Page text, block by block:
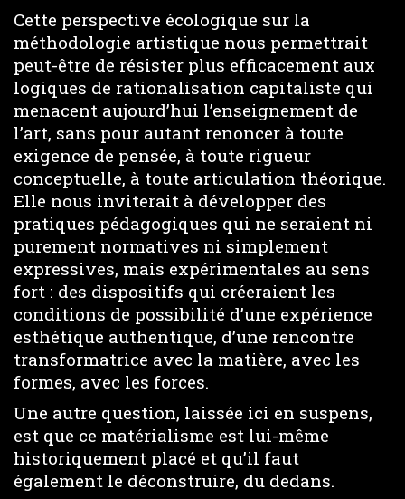
Cette perspective écologique sur la
méthodologie artistique nous permettrait
peut-être de résister plus efficacement aux
logiques de rationalisation capitaliste qui
menacent aujourd’hui l’enseignement de
l’art, sans pour autant renoncer à toute
exigence de pensée, à toute rigueur
conceptuelle, à toute articulation théorique.
Elle nous inviterait à développer des
pratiques pédagogiques qui ne seraient ni
purement normatives ni simplement
expressives, mais expérimentales au sens
fort : des dispositifs qui créeraient les
conditions de possibilité d’une expérience
esthétique authentique, d’une rencontre
transformatrice avec la matière, avec les
formes, avec les forces.
Une autre question, laissée ici en suspens,
est que ce matérialisme est lui-même
historiquement placé et qu’il faut
également le déconstruire, du dedans.